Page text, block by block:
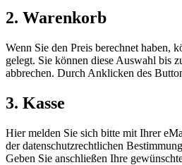
2. Warenkorb
Wenn Sie den Preis berechnet haben,
gelegt. Sie können diese Auswahl bis
abbrechen. Durch Anklicken des
3. Kasse
Hier melden Sie sich bitte mit Ihrer
der datenschutzrechtlichen
Geben Sie anschließen Ihre